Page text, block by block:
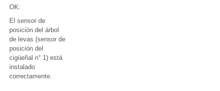
OK:
El sensor de
posición del árbol
de levas (sensor de
posición del
cigüeñal n° 1) está
instalado
correctamente.